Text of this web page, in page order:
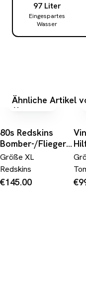
97 Liter
Eingespartes
Wasser
Ähnliche Artikel
versandfrei
80s Redskins
Bomber-/
Inkl. Weste
Schwarz
Größe XL
Redskins
€145.00
x